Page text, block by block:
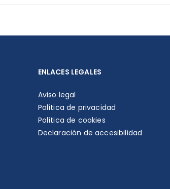
ENLACES LEGALES
Aviso legal
Política de privacidad
Política de cookies
Declaración de accesibilidad